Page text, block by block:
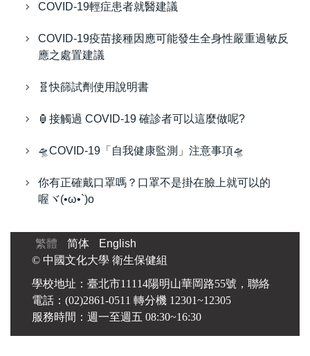
COVID-19輕症患者就醫建議
COVID-19疫苗接種因應可能發生全身性嚴重過敏反
應之處置建議
🧬快篩試劑使用說明書
🏮接觸過 COVID-19 確診者可以這麼做呢?
🛸COVID-19「自我健康監測」注意事項🛸
你有正確戴口罩嗎？口罩不是掛在臉上就可以的
喔ヾ(•ω•`)o
繁體 简体
English
© 中國文化大學 衛生保健組
學校地址：臺北市11114陽明山華岡路55號，聯絡
電話：(02)2861-0511 轉分機 12301~12305
服務時間：週一至週五 08:30~16:30